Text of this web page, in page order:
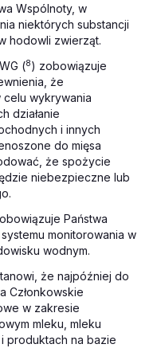
Wspólnoty, w
niektórych substancji
hodowli zwierząt.
(8) zobowiązuje
że
wykrywania
działanie
i innych
do mięsa
że spożycie
niebezpieczne lub
Państwa
monitorowania w
wodnym.
że najpóźniej do
Członkowskie
w zakresie
mleku, mleku
produktach na bazie